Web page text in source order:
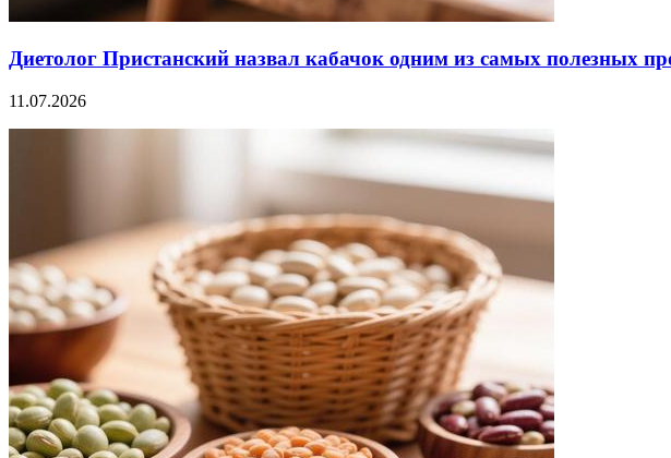
Диетолог Пристанский назвал кабачок одним из самых полезных
11.07.2026